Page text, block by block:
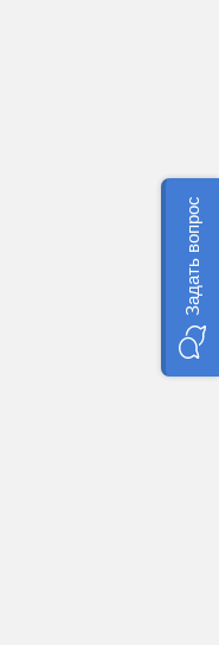
Задать вопрос